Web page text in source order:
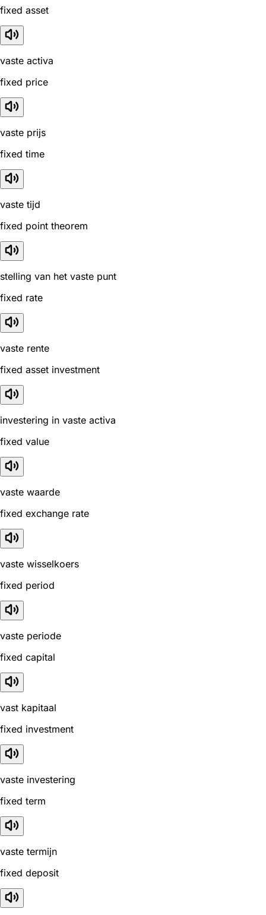
fixed asset
vaste activa
fixed price
vaste prijs
fixed time
vaste tijd
fixed point theorem
stelling van het vaste punt
fixed rate
vaste rente
fixed asset investment
investering in vaste activa
fixed value
vaste waarde
fixed exchange rate
vaste wisselkoers
fixed period
vaste periode
fixed capital
vast kapitaal
fixed investment
vaste investering
fixed term
vaste termijn
fixed deposit